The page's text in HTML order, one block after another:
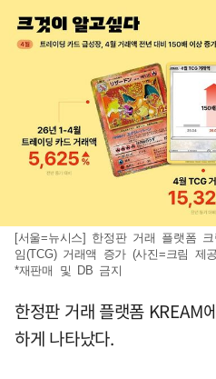
[서울=뉴시스] 한정판 거래 플랫폼
임(TCG) 거래액 증가 (사진=크림 제
*재판매 및 DB 금지
한정판 거래 플랫폼 KREAM
하게 나타났다.